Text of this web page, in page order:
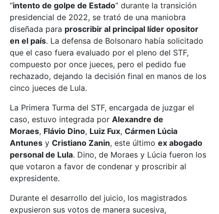
“intento de golpe de Estado” durante la transición
presidencial de 2022, se trató de una maniobra
diseñada para proscribir al principal líder opositor
en el país. La defensa de Bolsonaro había solicitado
que el caso fuera evaluado por el pleno del STF,
compuesto por once jueces, pero el pedido fue
rechazado, dejando la decisión final en manos de los
cinco jueces de Lula.
La Primera Turma del STF, encargada de juzgar el
caso, estuvo integrada por Alexandre de
Moraes, Flávio Dino, Luiz Fux, Cármen Lúcia
Antunes y Cristiano Zanin, este último ex abogado
personal de Lula. Dino, de Moraes y Lúcia fueron los
que votaron a favor de condenar y proscribir al
expresidente.
Durante el desarrollo del juicio, los magistrados
expusieron sus votos de manera sucesiva,